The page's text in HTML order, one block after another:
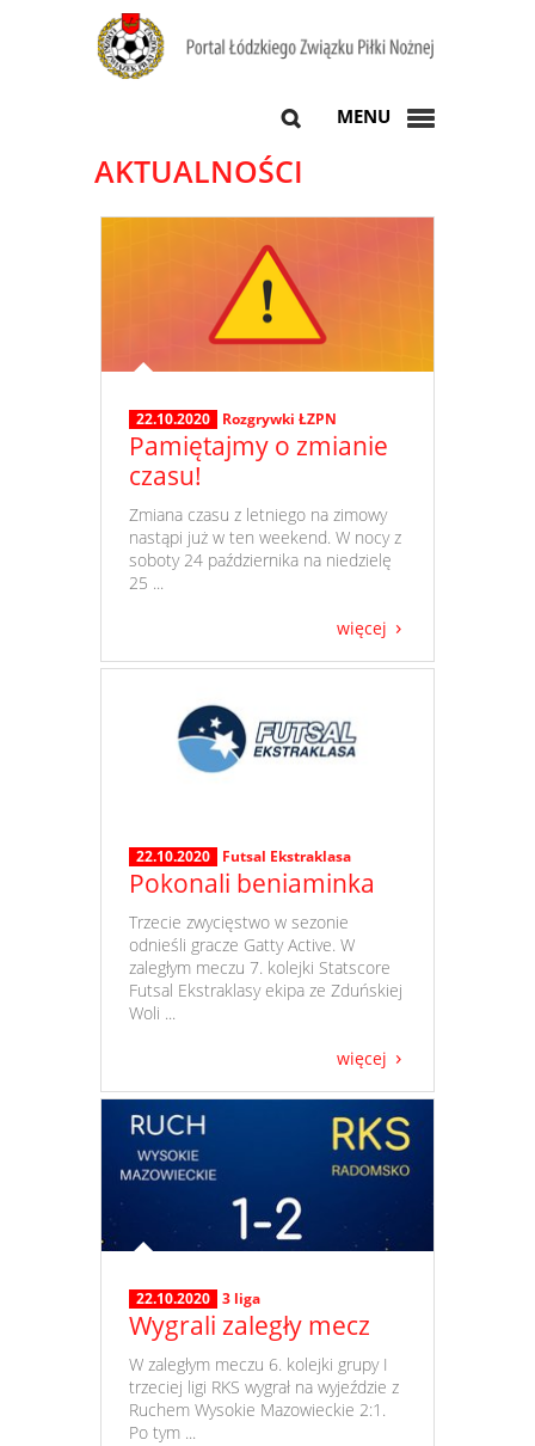
MENU
AKTUALNOŚCI
22.10.2020 Rozgrywki ŁZPN
Pamiętajmy o zmianie
czasu!
​ Zmiana czasu z letniego na zimowy
nastąpi już w ten weekend. W nocy z
soboty 24 października na niedzielę
25 ...
więcej
22.10.2020 Futsal Ekstraklasa
Pokonali beniaminka
​ Trzecie zwycięstwo w sezonie
odnieśli gracze Gatty Active. W
zaległym meczu 7. kolejki Statscore
Futsal Ekstraklasy ekipa ze Zduńskiej
Woli ...
więcej
22.10.2020 3 liga
Wygrali zaległy mecz
​ W zaległym meczu 6. kolejki grupy I
trzeciej ligi RKS wygrał na wyjeździe z
Ruchem Wysokie Mazowieckie 2:1.
Po tym ...